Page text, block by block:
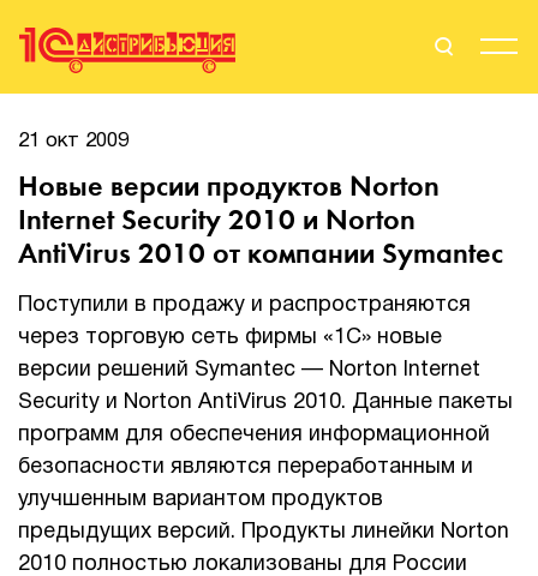
Поиск
Стать Партнером
О нас
Вендоры
Партнерам
События
Сервисы для партнеров
21 окт 2009
Новые версии продуктов Norton
Internet Security 2010 и Norton
AntiVirus 2010 от компании Symantec
Поступили в продажу и распространяются
через торговую сеть фирмы «1С» новые
версии решений Symantec — Norton Internet
Security и Norton AntiVirus 2010. Данные пакеты
программ для обеспечения информационной
безопасности являются переработанным и
улучшенным вариантом продуктов
предыдущих версий. Продукты линейки Norton
2010 полностью локализованы для России